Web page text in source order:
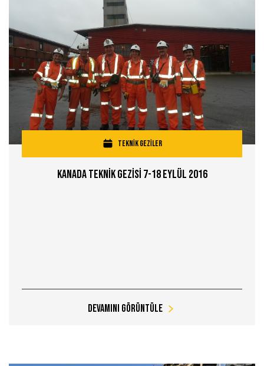
TEKNİK GEZİLER
Kanada Teknİk Gezİsİ 7-18 Eylül 2016
Devamını Görüntüle